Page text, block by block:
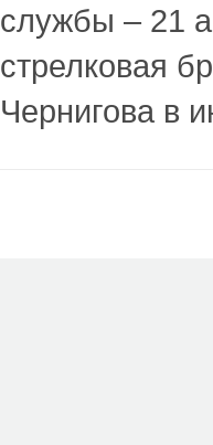
службы – 21
стрелковая
Чернигова в